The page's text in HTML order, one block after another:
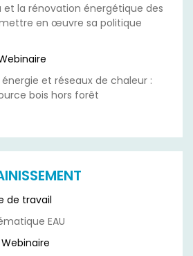
et la rénovation énergétique des
en œuvre sa politique
et réseaux de chaleur :
bois hors forêt
de travail
EAU
Webinaire